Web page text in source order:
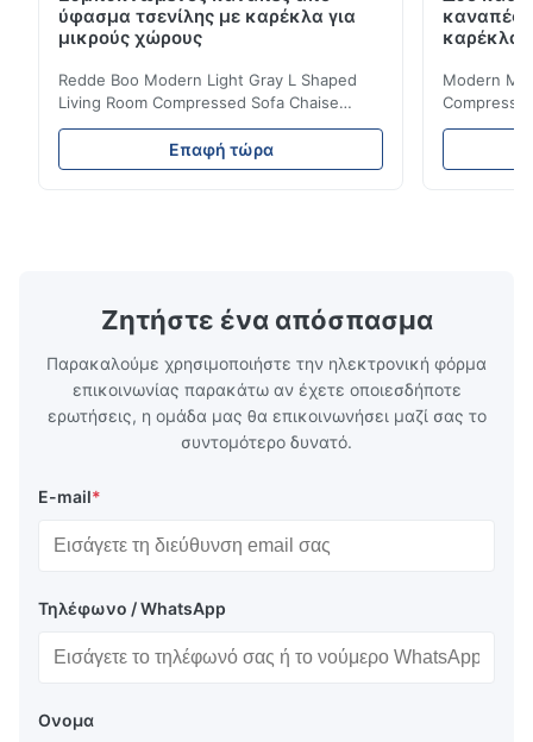
ύφασμα τσενίλης με καρέκλα για
μικρούς χώρους
Redde Boo Modern Light Gray L Shaped
Living Room Compressed Sofa Chaise
Lounge Product Overview High resilience
soft sectional sofa designed for small
spaces, featuring a contemporary light gray
Επαφή τώρα
καναπές
καρέκλα
Modern
Room
Ζητήστε ένα απόσπασμα
Παρακαλούμε χρησιμοποιήστε την ηλεκτρονική φόρμα
επικοινωνίας παρακάτω αν έχετε οποιεσδήποτε
ερωτήσεις, η ομάδα μας θα επικοινωνήσει μαζί σας το
συντομότερο δυνατό.
E-mail*
Τηλέφωνο / WhatsApp
Ονομα